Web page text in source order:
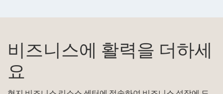
비즈니스에 활력을 더하세
요